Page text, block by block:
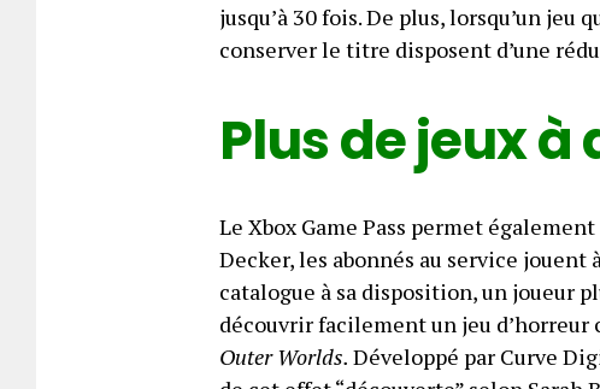
jusqu’à 30 fois. De plus, lorsqu’un jeu
conserver le titre disposent d’une
Plus de jeux
Le Xbox Game Pass permet
Decker, les abonnés au service jouent
catalogue à sa disposition, un joueur
découvrir facilement un jeu d’horreur
Outer Worlds. Développé par Curve